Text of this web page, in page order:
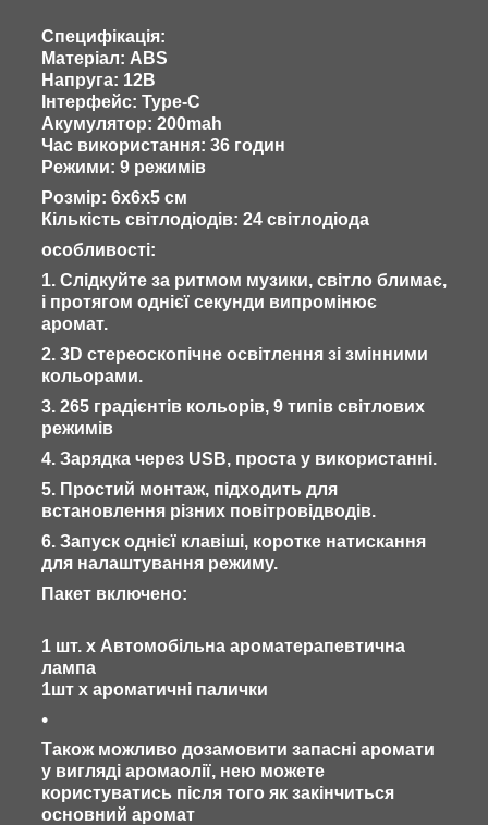
Специфікація:
Матеріал: ABS
Напруга: 12В
Інтерфейс: Type-C
Акумулятор: 200mah
Час використання: 36 годин
Режими: 9 режимів
Розмір: 6х6х5 см
Кількість світлодіодів: 24 світлодіода
особливості:
1. Слідкуйте за ритмом музики, світло блимає,
і протягом однієї секунди випромінює
аромат.
2. 3D стереоскопічне освітлення зі змінними
кольорами.
3. 265 градієнтів кольорів, 9 типів світлових
режимів
4. Зарядка через USB, проста у використанні.
5. Простий монтаж, підходить для
встановлення різних повітровідводів.
6. Запуск однієї клавіші, коротке натискання
для налаштування режиму.
Пакет включено:
1 шт. x Автомобільна ароматерапевтична
лампа
1шт х ароматичні палички
Також можливо дозамовити запасні аромати
у вигляді аромаолії, нею можете
користуватись після того як закінчиться
основний аромат